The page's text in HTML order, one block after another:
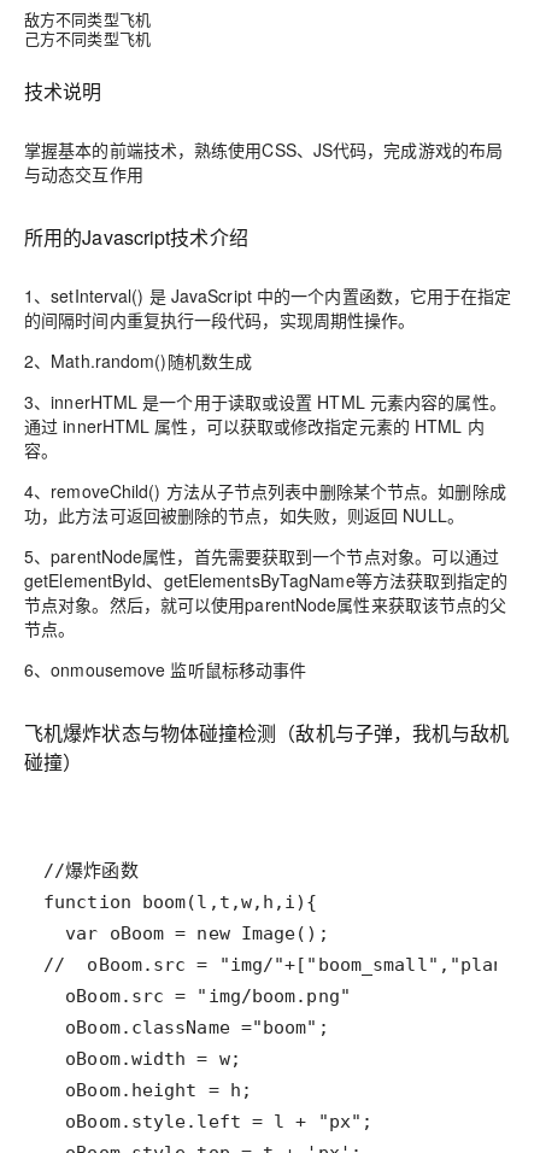
敌方不同类型飞机
己方不同类型飞机
技术说明
掌握基本的前端技术，熟练使用CSS、JS代码，完成游戏的布局
与动态交互作用
所用的Javascript技术介绍
1、setInterval() 是 JavaScript 中的一个内置函数，它用于在指定
的间隔时间内重复执行一段代码，实现周期性操作。
2、Math.random()随机数生成
3、innerHTML 是一个用于读取或设置 HTML 元素内容的属性。
通过 innerHTML 属性，可以获取或修改指定元素的 HTML 内
容。
4、removeChild() 方法从子节点列表中删除某个节点。如删除成
功，此方法可返回被删除的节点，如失败，则返回 NULL。
5、parentNode属性，首先需要获取到一个节点对象。可以通过
getElementById、getElementsByTagName等方法获取到指定的
节点对象。然后，就可以使用parentNode属性来获取该节点的父
节点。
6、onmousemove 监听鼠标移动事件
飞机爆炸状态与物体碰撞检测（敌机与子弹，我机与敌机
碰撞）
//爆炸函数